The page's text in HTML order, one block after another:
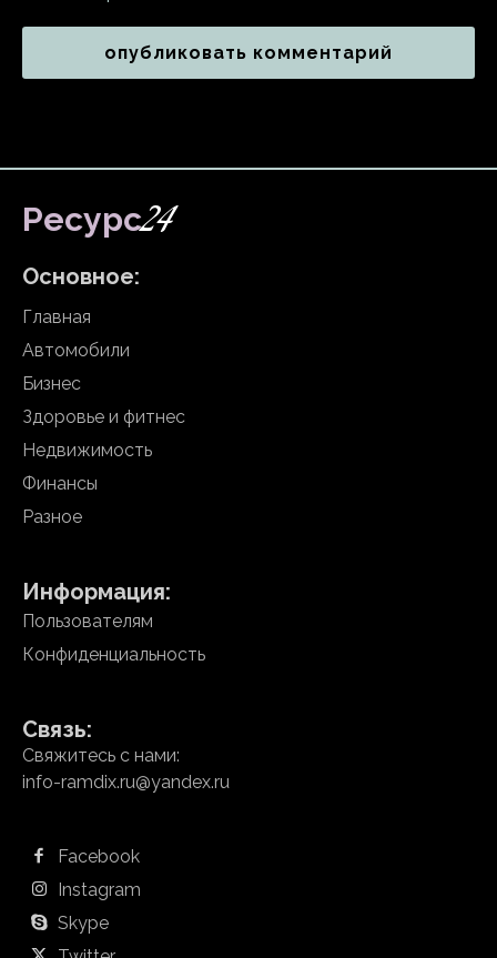
Ресурс24
Основное:
Главная
Автомобили
Бизнес
Здоровье и фитнес
Недвижимость
Финансы
Разное
Информация:
Пользователям
Конфиденциальность
Связь:
Свяжитесь с нами:
info-ramdix.ru@yandex.ru
Facebook
Instagram
Skype